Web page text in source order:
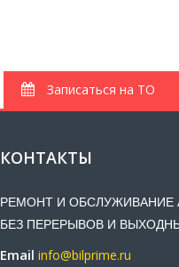
Записаться на ТО
КОНТАКТЫ
РЕМОНТ И ОБСЛУЖИВАНИЕ
БЕЗ ПЕРЕРЫВОВ И
Email info@bilprime.ru